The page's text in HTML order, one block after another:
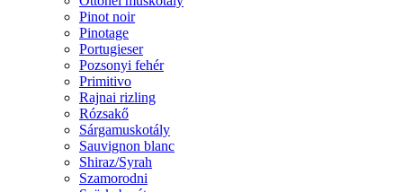
Pinot noir
Pinotage
Portugieser
Pozsonyi fehér
Primitivo
Rajnai rizling
Rózsakő
Sárgamuskotály
Sauvignon blanc
Shiraz/Syrah
Szamorodni